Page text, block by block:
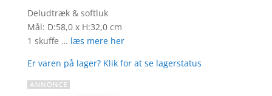
som4.1
ud af 5
baseret
på
kundebedø
mmelser
Deludtræk & softluk
Mål: D:58,0 x H:32,0 cm
1 skuffe … læs mere her
Er varen på lager? Klik for at se lagerstatus